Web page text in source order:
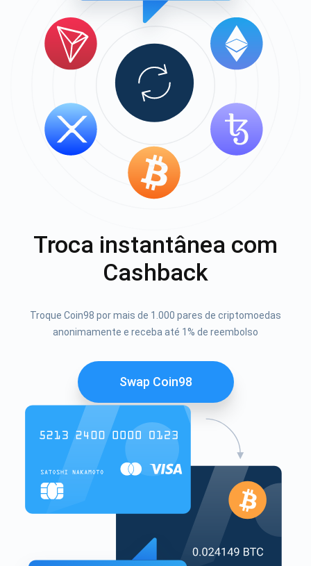
Troca instantânea com
Cashback
Troque Coin98 por mais de 1.000 pares de criptomoedas
anonimamente e receba até 1% de reembolso
Swap Coin98